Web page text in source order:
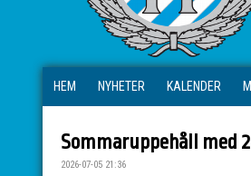
HEM NYHETER KALENDER
Sommaruppehåll med
2026-07-05 21:36